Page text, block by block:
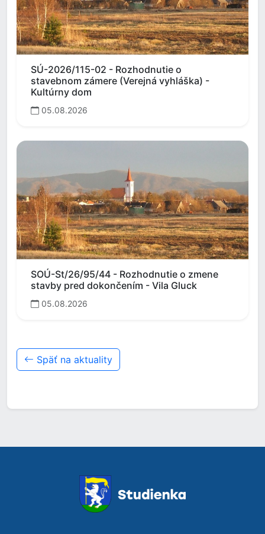
SÚ-2026/115-02 - Rozhodnutie o
stavebnom zámere (Verejná vyhláška) -
Kultúrny dom
05.08.2026
SOÚ-St/26/95/44 - Rozhodnutie o zmene
stavby pred dokončením - Vila Gluck
05.08.2026
Späť na aktuality